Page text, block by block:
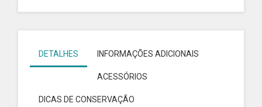
DETALHES INFORMAÇÕES ADICIONAIS
ACESSÓRIOS
DICAS DE CONSERVAÇÃO